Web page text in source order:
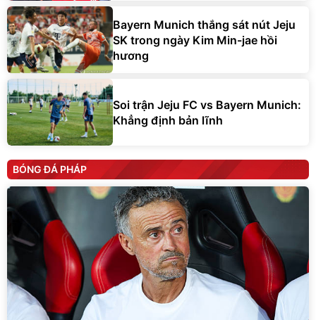
Bayern Munich thắng sát nút Jeju
SK trong ngày Kim Min-jae hồi
hương
Soi trận Jeju FC vs Bayern Munich:
Khẳng định bản lĩnh
BÓNG ĐÁ PHÁP